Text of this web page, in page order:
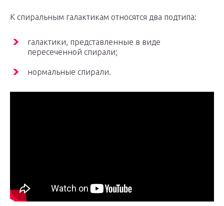
К спиральным галактикам относятся два подтипа:
галактики, представленные в виде
пересеченной спирали;
нормальные спирали.